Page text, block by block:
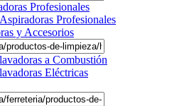
Profesionales
Profesionales
y Accesorios
a Combustión
Eléctricas